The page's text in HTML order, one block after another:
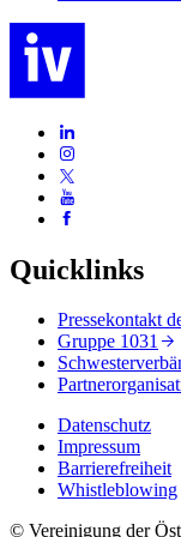
Quicklinks
Pressekontakt
Gruppe 1031
Datenschutz
Impressum
Barrierefreiheit
Whistleblowing
© Vereinigung der